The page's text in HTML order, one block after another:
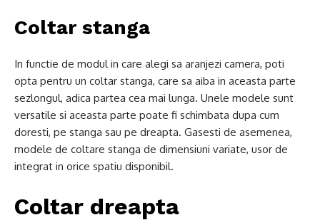
Coltar stanga
In functie de modul in care alegi sa aranjezi camera, poti
opta pentru un coltar stanga, care sa aiba in aceasta parte
sezlongul, adica partea cea mai lunga. Unele modele sunt
versatile si aceasta parte poate fi schimbata dupa cum
doresti, pe stanga sau pe dreapta. Gasesti de asemenea,
modele de coltare stanga de dimensiuni variate, usor de
integrat in orice spatiu disponibil.
Coltar dreapta